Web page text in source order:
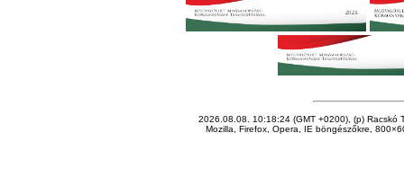
2026.08.08. 10:18:24 (GMT +0200), (p) Racskó
Mozilla, Firefox, Opera, IE böngészőkre,